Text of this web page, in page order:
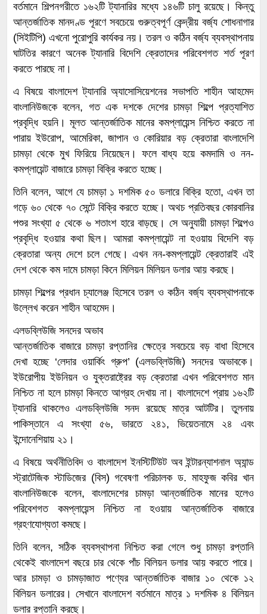
বর্তমানে শিল্পনগরীতে ১৬২টি ট্যানারির মধ্যে ১৪৬টি চালু রয়েছে। কিন্তু
আন্তর্জাতিক মানদণ্ড পূরণে সবচেয়ে গুরুত্বপূর্ণ কেন্দ্রীয় বর্জ্য শোধনাগার
(সিইটিপি) এখনো পুরোপুরি কার্যকর নয়। তরল ও কঠিন বর্জ্য ব্যবস্থাপনায়
ঘাটতির কারণে অনেক ট্যানারি বিদেশি ক্রেতাদের পরিবেশগত শর্ত পূরণ
করতে পারছে না।
এ বিষয়ে বাংলাদেশ ট্যানারি অ্যাসোসিয়েশনের সভাপতি শাহীন আহমেদ
বাংলানিউজকে বলেন, গত এক দশকে দেশের চামড়া শিল্পে প্রত্যাশিত
প্রবৃদ্ধি হয়নি। মূলত আন্তর্জাতিক মানের কমপ্লায়েন্স নিশ্চিত করতে না
পারায় ইউরোপ, আমেরিকা, জাপান ও কোরিয়ার বড় ক্রেতারা বাংলাদেশি
চামড়া থেকে মুখ ফিরিয়ে নিয়েছেন। ফলে বাধ্য হয়ে কমদামি ও নন-
কমপ্লায়েন্ট বাজারে চামড়া বিক্রি করতে হচ্ছে।
তিনি বলেন, আগে যে চামড়া ১ দশমিক ৫০ ডলারে বিক্রি হতো, এখন তা
গড়ে ৬০ থেকে ৭০ সেন্টে বিক্রি করতে হচ্ছে। অথচ প্রতিবছর কোরবানির
পশুর সংখ্যা ৫ থেকে ৬ শতাংশ হারে বাড়ছে। সে অনুযায়ী চামড়া শিল্পেও
প্রবৃদ্ধি হওয়ার কথা ছিল। আমরা কমপ্লায়েন্ট না হওয়ায় বিদেশি বড়
ক্রেতারা অন্য দেশে চলে গেছে। এখন নন-কমপ্লায়েন্ট ক্রেতারাই এই
দেশ থেকে কম দামে চামড়া কিনে মিলিয়ন মিলিয়ন ডলার আয় করছে।
চামড়া শিল্পের প্রধান চ্যালেঞ্জ হিসেবে তরল ও কঠিন বর্জ্য ব্যবস্থাপনাকে
উল্লেখ করেন শাহীন আহমেদ।
এলডব্লিউজি সনদের অভাব
আন্তর্জাতিক বাজারে চামড়া রপ্তানির ক্ষেত্রে সবচেয়ে বড় বাধা হিসেবে
দেখা হচ্ছে ‘লেদার ওয়ার্কিং গ্রুপ’ (এলডব্লিউজি) সনদের অভাবকে।
ইউরোপীয় ইউনিয়ন ও যুক্তরাষ্ট্রের বড় ক্রেতারা এখন পরিবেশগত মান
নিশ্চিত না হলে চামড়া কিনতে আগ্রহ দেখায় না। বাংলাদেশে প্রায় ১৬২টি
ট্যানারি থাকলেও এলডব্লিউজি সনদ রয়েছে মাত্র আটটির। তুলনায়
পাকিস্তানে এ সংখ্যা ৫৬, ভারতে ২৪১, ভিয়েতনামে ২৪ এবং
ইন্দোনেশিয়ায় ২১।
এ বিষয়ে অর্থনীতিবিদ ও বাংলাদেশ ইনস্টিটিউট অব ইন্টারন্যাশনাল অ্যান্ড
স্ট্রাটেজিক স্টাডিজের (বিস) গবেষণা পরিচালক ড. মাহফুজ কবির খান
বাংলানিউজকে বলেন, বাংলাদেশের চামড়া আন্তর্জাতিক মানের হলেও
পরিবেশগত কমপ্লায়েন্স নিশ্চিত না হওয়ায় আন্তর্জাতিক বাজারে
গ্রহণযোগ্যতা কমছে।
তিনি বলেন, সঠিক ব্যবস্থাপনা নিশ্চিত করা গেলে শুধু চামড়া রপ্তানি
থেকেই বাংলাদেশ বছরে চার থেকে পাঁচ বিলিয়ন ডলার আয় করতে পারে।
আর চামড়া ও চামড়াজাত পণ্যের আন্তর্জাতিক বাজার ১০ থেকে ১২
বিলিয়ন ডলারের। সেখানে বাংলাদেশ বর্তমানে মাত্র ১ দশমিক ৪ বিলিয়ন
ডলার রপ্তানি করছে।